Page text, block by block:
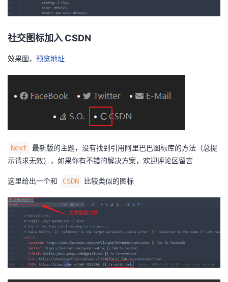
社交图标加入 CSDN
效果图， 预览地址
Next
最新版的主题，没有找到引用阿里巴巴图标库的方法（总提
示请求无效），如果你有不错的解决方案，欢迎评论区留言
这里给出一个和 CSDN 比较类似的图标